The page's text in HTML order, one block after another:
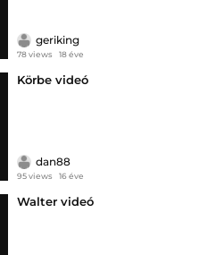
geriking
78 views 18 éve
Körbe videó
dan88
95 views 16 éve
Walter videó